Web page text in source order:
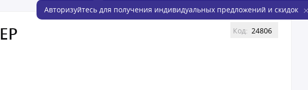
Авторизуйтесь для получения индивидуальных предложений и скидок
Код: 24806